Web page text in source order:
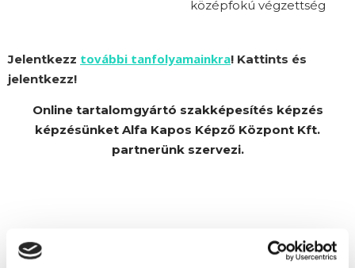
középfokú végzettség
Jelentkezz további tanfolyamainkra! Kattints és
jelentkezz!
Online tartalomgyártó szakképesítés képzés
képzésünket Alfa Kapos Képző Központ Kft.
partnerünk szervezi.